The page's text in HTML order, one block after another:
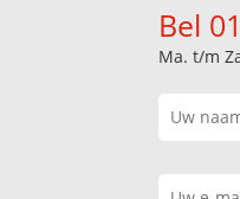
Bel
Ma. t/m